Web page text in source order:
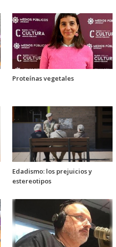
Proteínas vegetales
Edadismo: los prejuicios y
estereotipos